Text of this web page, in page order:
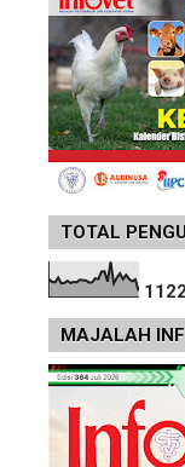
TOTAL
1122
MAJALAH